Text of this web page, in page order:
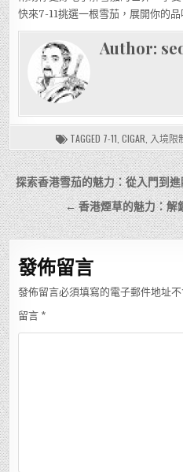
快來7-11挑選一根雪茄，展開你的品
Author:
TAGGED 7-11 CIGAR 入境限
文
章
導
覽
探索香港雪茄的魅力：從入門到
← 香港煙草的魅力：解
發佈留言
發佈留言必須填寫的電子郵件地址不
留言 *